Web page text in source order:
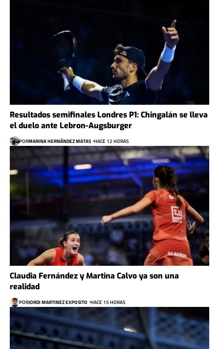
Resultados semifinales Londres P1: Chingalán se lleva
el duelo ante Lebron-Augsburger
PORMARINA HERNÁNDEZ MATAS HACE 12 HORAS
Claudia Fernández y Martina Calvo ya son una
realidad
PORJORDI MARTINEZ EXPOSITO HACE 15 HORAS